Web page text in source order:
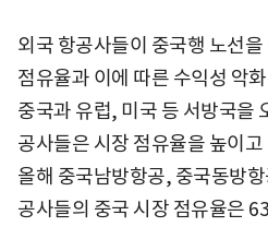
외국 항공사들이 중국행 노선
점유율과 이에 따른 수익성 악
중국과 유럽, 미국 등 서방국을
공사들은 시장 점유율을 높이
올해 중국남방항공, 중국동방
공사들의 중국 시장 점유율은